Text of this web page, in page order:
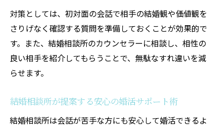
対策としては、初対面の会話で相手の結婚観や価値観を
さりげなく確認する質問を準備しておくことが効果的で
す。また、結婚相談所のカウンセラーに相談し、相性の
良い相手を紹介してもらうことで、無駄なすれ違いを減
らせます。
結婚相談所が提案する安心の婚活サポート術
結婚相談所は会話が苦手な方にも安心して婚活できるよ